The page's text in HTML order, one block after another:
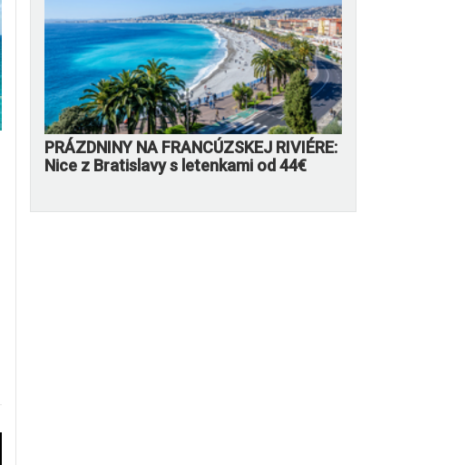
PRÁZDNINY NA FRANCÚZSKEJ RIVIÉRE:
Nice z Bratislavy s letenkami od 44€